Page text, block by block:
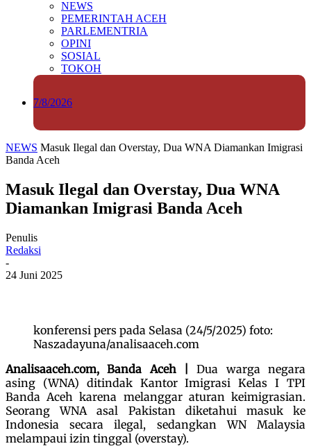
NEWS
PEMERINTAH ACEH
PARLEMENTRIA
OPINI
SOSIAL
TOKOH
7/8/2026
NEWS Masuk Ilegal dan Overstay, Dua WNA Diamankan Imigrasi
Banda Aceh
Masuk Ilegal dan Overstay, Dua WNA
Diamankan Imigrasi Banda Aceh
Penulis
Redaksi
-
24 Juni 2025
konferensi pers pada Selasa (24/5/2025) foto:
Naszadayuna/analisaaceh.com
Analisaaceh.com, Banda Aceh |Dua warga negara
asing (WNA) ditindak Kantor Imigrasi Kelas I TPI
Banda Aceh karena melanggar aturan keimigrasian.
Seorang WNA asal Pakistan diketahui masuk ke
Indonesia secara ilegal, sedangkan WN Malaysia
melampaui izin tinggal (overstay).